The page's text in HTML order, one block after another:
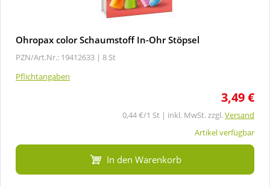
Ohropax color Schaumstoff In-Ohr Stöpsel
PZN/Art.Nr.: 19412633 | 8 St
Pflichtangaben
3,49 €
0,44 €/1 St | inkl. MwSt. zzgl.Versand
Artikel verfügbar
In den Warenkorb